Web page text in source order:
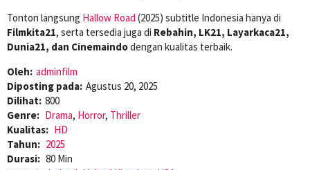
Tonton langsung Hallow Road (2025) subtitle Indonesia hanya di
Filmkita21, serta tersedia juga di Rebahin, LK21, Layarkaca21,
Dunia21, dan Cinemaindodengan kualitas terbaik.
Oleh: adminfilm
Diposting pada: Agustus 20, 2025
Dilihat: 800
Genre: Drama, Horror, Thriller
Kualitas: HD
Tahun: 2025
Durasi: 80 Min